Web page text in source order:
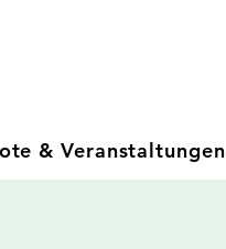
& Veranstaltungen